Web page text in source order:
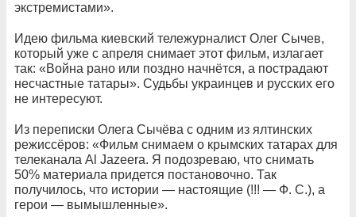
экстремистами».
Идею фильма киевский тележурналист Олег Сычев,
который уже с апреля снимает этот фильм, излагает
так: «Война рано или поздно начнётся, а пострадают
несчастные татары». Судьбы украинцев и русских его
не интересуют.
Из переписки Олега Сычёва с одним из ялтинских
режиссёров: «Фильм снимаем о крымских татарах для
телеканала Al Jazeera. Я подозреваю, что снимать
50% материала придется постановочно. Так
получилось, что истории — настоящие (!!! — Ф. С.), а
герои — вымышленные».